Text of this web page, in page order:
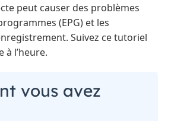
peut causer des problèmes
(EPG) et les
Suivez ce tutoriel
l’heure.
vous avez